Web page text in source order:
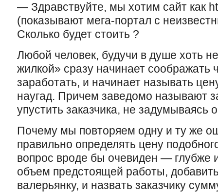
— Здравствуйте, мы хотим сайт как
(показывают мега-портал с
Сколько будет стоить ?
Любой человек, будучи в душе хоть
жилкой» сразу начинает соображать
заработать, и начинает называть
наугад. Причем заведомо называют
упустить заказчика, не задумываясь
Почему мы повторяем одну и ту же
правильно определять цену
вопрос вроде бы очевиден — глубже
объем предстоящей работы,
валерьянку, и назвать заказчику